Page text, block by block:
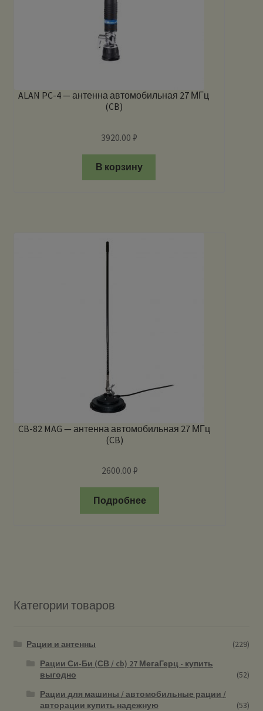
ALAN PC-4 — антенна автомобильная 27 МГц
(CB)
3920.00 ₽
В корзину
CB-82 MAG — антенна автомобильная 27 МГц
(CB)
2600.00 ₽
Подробнее
Категории товаров
Рации и антенны
(229)
Рации Си-Би (СВ / cb) 27 МегаГерц - купить
выгодно
(52)
Рации для машины / автомобильные рации /
авторации купить надежную
(53)